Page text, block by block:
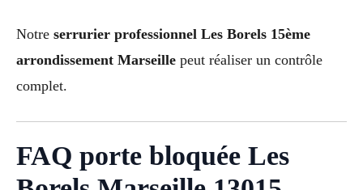
Notre serrurier professionnel Les Borels 15ème
arrondissement Marseille peut réaliser un contrôle
complet.
FAQ porte bloquée Les